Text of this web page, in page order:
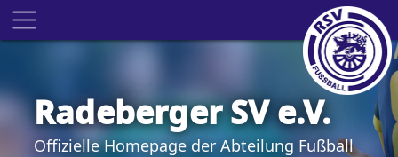
Radeberger SV e.V.
Offizielle Homepage der Abteilung Fußball